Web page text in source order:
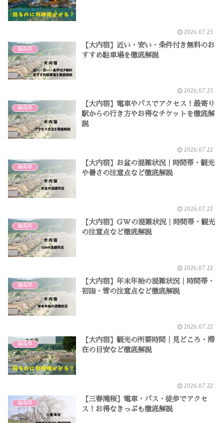
2026.07.23
福島県
【大内宿】近い・安い・条件付き無料のお
すすめ駐車場を徹底解説
2026.07.23
福島県
【大内宿】電車やバスでアクセス！最寄り
駅からの行き方やお得なチケットを徹底解
説
2026.07.22
福島県
【大内宿】お盆の混雑状況｜時間帯・観光
や暑さの注意点など徹底解説
2026.07.22
福島県
【大内宿】GWの混雑状況｜時間帯・観光
の注意点など徹底解説
2026.07.22
福島県
【大内宿】年末年始の混雑状況｜時間帯・
初詣・雪の注意点など徹底解説
2026.07.22
福島県
【大内宿】観光の所要時間｜見どころ・滞
在の目安など徹底解説
2026.07.22
福島県
【三春滝桜】電車・バス・徒歩でアクセ
ス！お得なきっぷも徹底解説